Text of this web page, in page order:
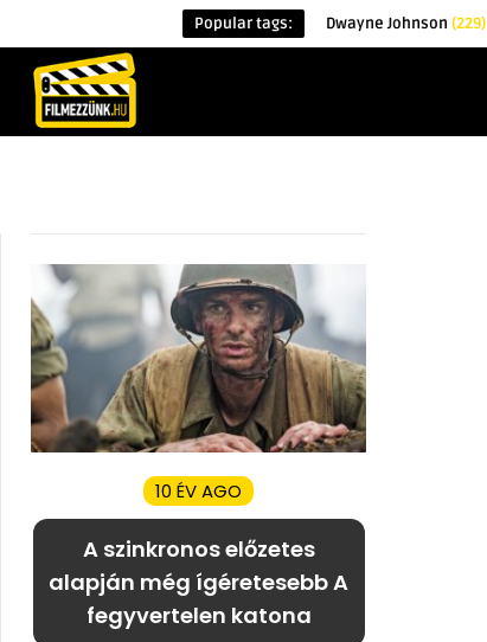
Popular tags: Dwayne Johnson (229)
10 ÉV AGO
A szinkronos előzetes
alapján még ígéretesebb A
fegyvertelen katona